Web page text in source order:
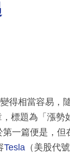
得相當容易，
標題為「漲
第一篇便是，
Tesla （美股代